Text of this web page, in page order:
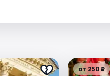
от 250 ₽